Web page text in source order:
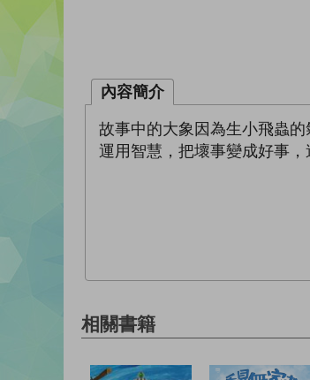
內容簡介
故事中的大象因為生小飛蟲
運用智慧，把壞事變成好事
相關書籍